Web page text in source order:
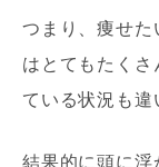
つまり、痩せた
はとてもたく
ている状況も違
結果的に頭に浮